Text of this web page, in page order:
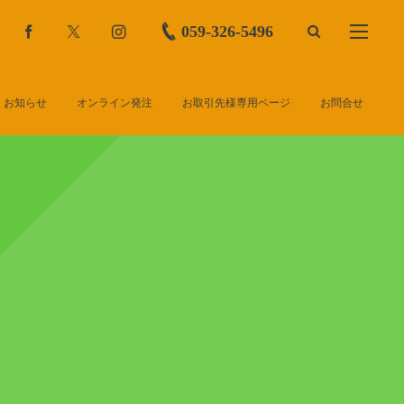
059-326-5496
お知らせ オンライン発注 お取引先様専用ページ お問合せ